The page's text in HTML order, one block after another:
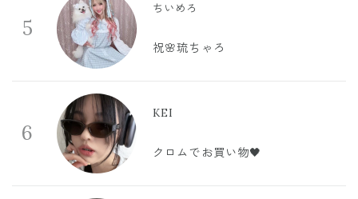
5
ちいめろ
祝🌸琉ちゃろ
6
KEI
クロムでお買い物🖤